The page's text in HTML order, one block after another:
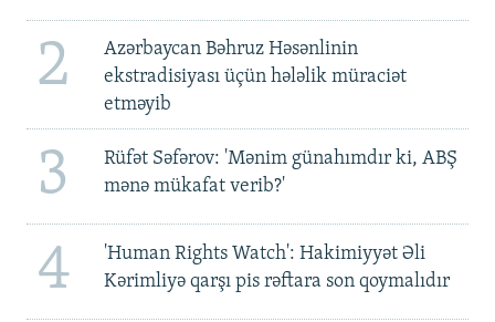
2
Azərbaycan Bəhruz Həsənlinin
ekstradisiyası üçün hələlik müraciət
etməyib
3
Rüfət Səfərov: 'Mənim günahımdır ki, ABŞ
mənə mükafat verib?'
4
'Human Rights Watch': Hakimiyyət Əli
Kərimliyə qarşı pis rəftara son qoymalıdır